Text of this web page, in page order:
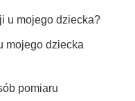
u mojego dziecka?
mojego dziecka
pomiaru